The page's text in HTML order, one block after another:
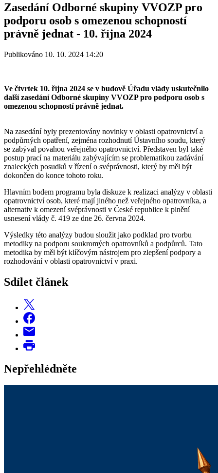
Zasedání Odborné skupiny VVOZP pro
podporu osob s omezenou schopností
právně jednat - 10. října 2024
Publikováno 10. 10. 2024 14:20
Ve čtvrtek 10. října 2024 se v budově Úřadu vlády uskutečnilo
další zasedání Odborné skupiny VVOZP pro podporu osob s
omezenou schopností právně jednat.
Na zasedání byly prezentovány novinky v oblasti opatrovnictví a
podpůrných opatření, zejména rozhodnutí Ústavního soudu, který
se zabýval povahou veřejného opatrovnictví. Představen byl také
postup prací na materiálu zabývajícím se problematikou zadávání
znaleckých posudků v řízení o svéprávnosti, který by měl být
dokončen do konce tohoto roku.
Hlavním bodem programu byla diskuze k realizaci analýzy v oblasti
opatrovnictví osob, které mají jiného než veřejného opatrovníka, a
alternativ k omezení svéprávnosti v České republice k plnění
usnesení vlády č. 419 ze dne 26. června 2024.
Výsledky této analýzy budou sloužit jako podklad pro tvorbu
metodiky na podporu soukromých opatrovníků a podpůrců. Tato
metodika by měl být klíčovým nástrojem pro zlepšení podpory a
rozhodování v oblasti opatrovnictví v praxi.
Sdílet článek
Nepřehlédněte